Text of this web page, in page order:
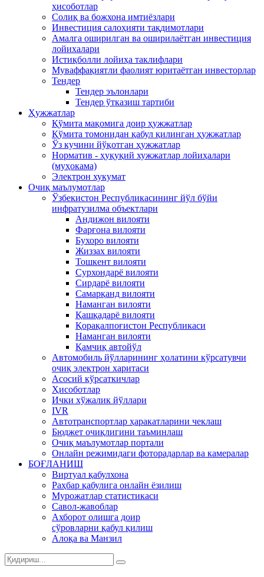
ҳисоботлар
Солиқ ва божхона имтиёзлари
Инвестиция салоҳияти тақдимотлари
Амалга оширилган ва оширилаётган инвестиция
лойихалари
Истиқболли лойиҳа таклифлари
Муваффақиятли фаолият юритаётган инвесторлар
Тендер
Тендер эълонлари
Тендер ўтказиш тартиби
Ҳужжатлар
Қўмита мақомига доир ҳужжатлар
Қўмита томонидан қабул қилинган ҳужжатлар
Ўз кучини йўқотган ҳужжатлар
Норматив - ҳуқуқий хужжатлар лойиҳалари
(муҳокама)
Электрон хукумат
Очиқ маълумотлар
Ўзбекистон Республикасининг йўл бўйи
инфратузилма объектлари
Андижон вилояти
Фарғона вилояти
Бухоро вилояти
Жиззах вилояти
Тошкент вилояти
Сурхондарё вилояти
Сирдарё вилояти
Самарқанд вилояти
Наманган вилояти
Қашқадарё вилояти
Қорақалпоғистон Республикаси
Наманган вилояти
Қамчиқ автойўл
Автомобиль йўлларининг ҳолатини кўрсатувчи
очиқ электрон харитаси
Асосий кўрсаткичлар
Ҳисоботлар
Ички хўжалик йўллари
IVR
Автотранспортлар ҳаракатларини чеклаш
Бюджет очиқлигини таъминлаш
Очиқ маълумотлар портали
Онлайн режимидаги фоторадарлар ва камералар
БОҒЛАНИШ
Виртуал қабулхона
Раҳбар қабулига онлайн ёзилиш
Мурожатлар статистикаси
Савол-жавоблар
Ахборот олишга доир
сўровларни қабул қилиш
Алоқа ва Манзил